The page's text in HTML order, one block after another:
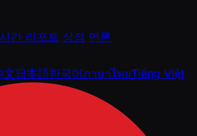
간 리포트 상점 언론
文日本語한국어ภาษาไทยTiếng Việt